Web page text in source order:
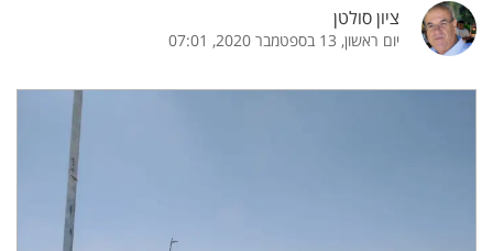
ציון סולטן
יום ראשון, 13 בספטמבר 2020, 07:01